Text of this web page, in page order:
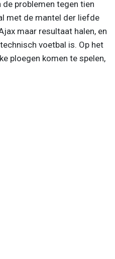
problemen tegen tien
met de mantel der liefde
maar resultaat halen, en
voetbal is. Op het
ploegen komen te spelen,